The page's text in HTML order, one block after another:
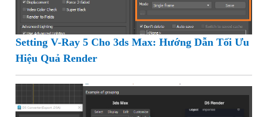
Setting V-Ray 5 Cho 3ds Max: Hướng Dẫn Tối Ưu
Hiệu Quả Render